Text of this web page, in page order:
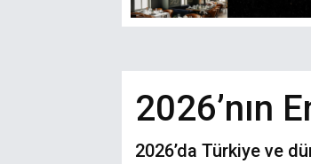
2026’nın
2026’da Türkiye ve